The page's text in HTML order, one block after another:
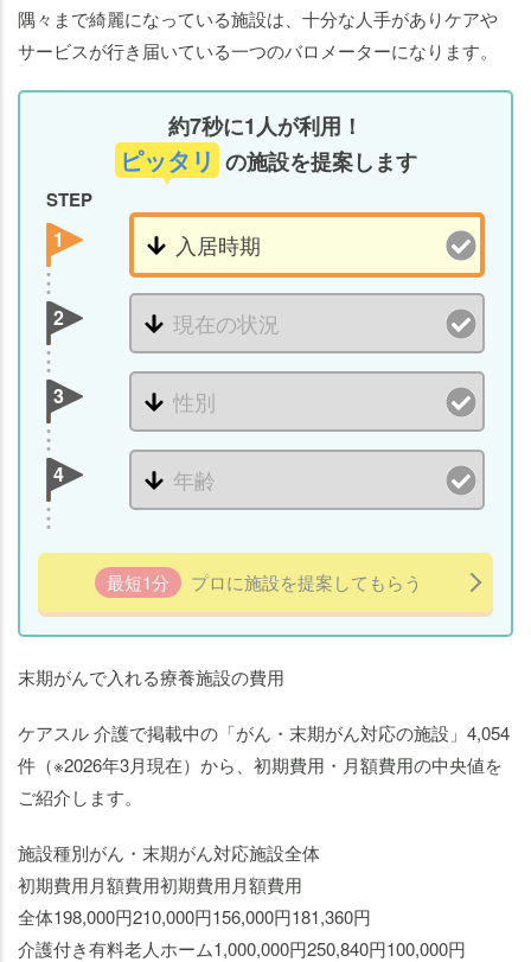
隅々まで綺麗になっている施設は、十分な人手がありケアや
サービスが行き届いている一つのバロメーターになります。
約7秒に1人が利用！
ピッタリ の施設を提案します
STEP
1
2
3
4
最短1分 プロに施設を提案してもらう
末期がんで入れる療養施設の費用
ケアスル 介護で掲載中の「がん・末期がん対応の施設」4,054
件（※2026年3月現在）から、初期費用・月額費用の中央値を
ご紹介します。
施設種別がん・末期がん対応施設全体
初期費用月額費用初期費用月額費用
全体198,000円210,000円156,000円181,360円
介護付き有料老人ホーム1,000,000円250,840円100,000円